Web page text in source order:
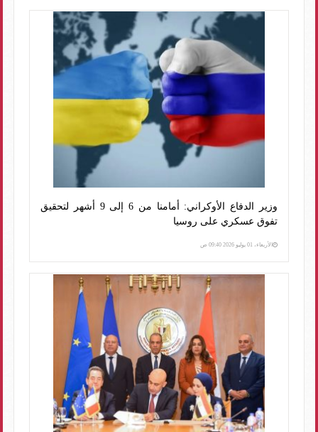
وزير الدفاع الأوكراني: أمامنا من 6 إلى 9 أشهر لتحقيق
تفوق عسكري على روسيا
الأربعاء، 01 يوليو 2026 09:40 ص